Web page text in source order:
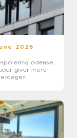
2026
odense
giver mere